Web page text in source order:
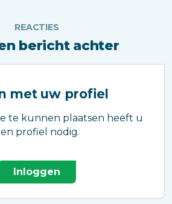
REACTIES
bericht achter
met uw profiel
te kunnen plaatsen heeft u
profiel nodig.
Inloggen